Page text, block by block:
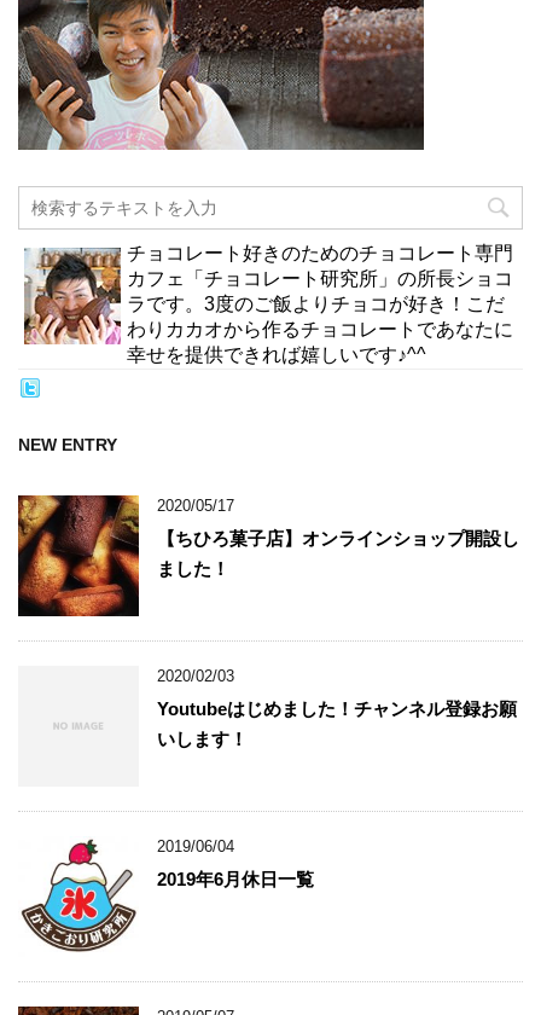
チョコレート好きのためのチョコレート専門
カフェ「チョコレート研究所」の所長ショコ
ラです。3度のご飯よりチョコが好き！こだ
わりカカオから作るチョコレートであなたに
幸せを提供できれば嬉しいです♪^^
NEW ENTRY
2020/05/17
【ちひろ菓子店】オンラインショップ開設し
ました！
2020/02/03
Youtubeはじめました！チャンネル登録お願
いします！
2019/06/04
2019年6月休日一覧